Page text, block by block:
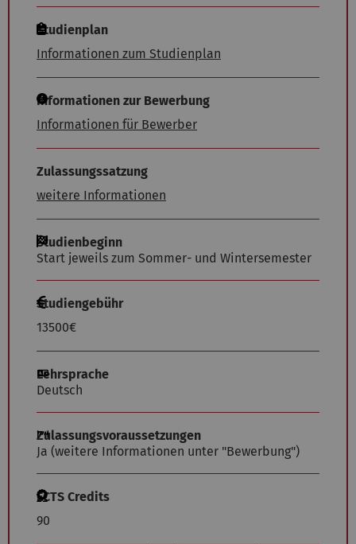
Studienplan
Informationen zum Studienplan
Informationen zur Bewerbung
Informationen für Bewerber
Zulassungssatzung
weitere Informationen
Studienbeginn
Start jeweils zum Sommer- und Wintersemester
Studiengebühr
13500€
Lehrsprache
Deutsch
Zulassungsvoraussetzungen
Ja (weitere Informationen unter "Bewerbung")
ECTS Credits
90